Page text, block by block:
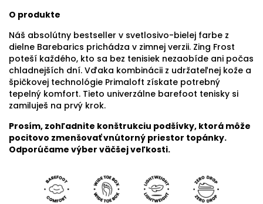
O produkte
Náš absolútny bestseller v svetlosivo-bielej farbe z
dielne Barebarics prichádza v zimnej verzii. Zing Frost
poteší každého, kto sa bez tenisiek nezaobíde ani počas
chladnejších dní. Vďaka kombinácii z udržateľnej kože a
špičkovej technológie Primaloft získate potrebný
tepelný komfort. Tieto univerzálne barefoot tenisky si
zamiluješ na prvý krok.
Prosím, zohľadnite konštrukciu podšívky, ktorá môže
pocitovo zmenšovať vnútorný priestor topánky.
Odporúčame výber väčšej veľkosti.